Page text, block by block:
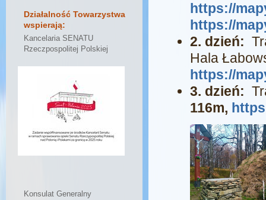
https://
https://
2. dzień:
Hala
https://
3. dzień:
116m,
Działalność Towarzystwa
wspierają:
Kancelaria SENATU
Rzeczpospolitej Polskiej
Konsulat Generalny